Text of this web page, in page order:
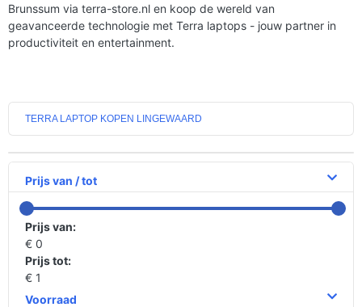
Brunssum via terra-store.nl en koop de wereld van
geavanceerde technologie met Terra laptops - jouw partner in
productiviteit en entertainment.
TERRA LAPTOP KOPEN LINGEWAARD
Prijs van / tot
Prijs van:
€ 0
Prijs tot:
€ 1
Voorraad